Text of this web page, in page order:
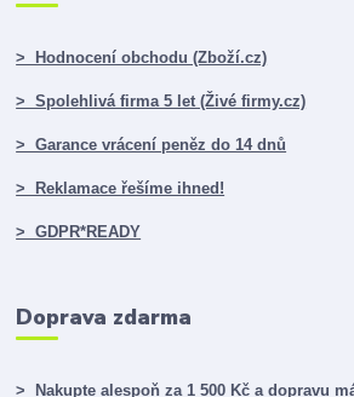
> Hodnocení obchodu (Zboží.cz)
> Spolehlivá firma 5 let (Živé firmy.cz)
> Garance vrácení peněz do 14 dnů
> Reklamace řešíme ihned!
> GDPR*READY
Doprava zdarma
> Nakupte alespoň za 1 500 Kč a dopravu